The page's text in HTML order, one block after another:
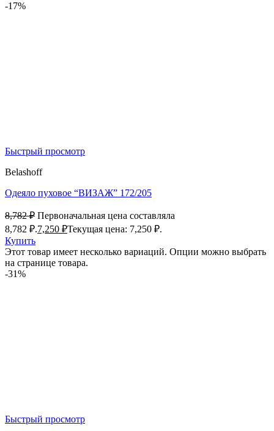
-17%
Быстрый просмотр
Belashoff
Одеяло пуховое “ВИЗАЖ” 172/205
8,782₽ Первоначальная цена составляла
8,782 ₽.7,250 ₽Текущая цена: 7,250 ₽.
Купить
Этот товар имеет несколько вариаций. Опции можно выбрать
на странице товара.
-31%
Быстрый просмотр